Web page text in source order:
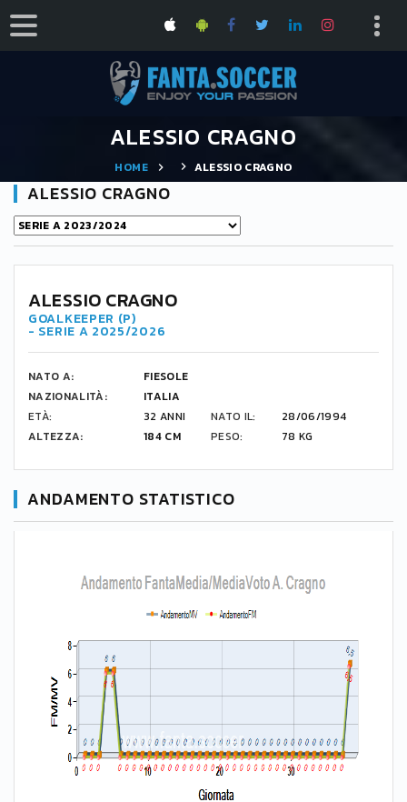
ALESSIO CRAGNO
HOME ALESSIO CRAGNO
ALESSIO CRAGNO
ALESSIO CRAGNO
GOALKEEPER (P)
- SERIE A 2025/2026
NATO A:
FIESOLE
NAZIONALITÀ:
ITALIA
ETÀ:
32 ANNI NATO IL:
28/06/1994
ALTEZZA:
184 CM PESO: 78 KG
ANDAMENTO STATISTICO